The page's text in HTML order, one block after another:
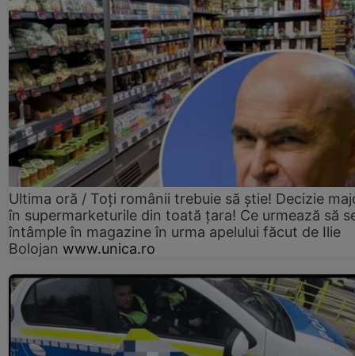
Ultima oră / Toți românii trebuie să știe! Decizie
în supermarketurile din toată țara! Ce urmează să
întâmple în magazine în urma apelului făcut de Ilie
Bolojan www.unica.ro